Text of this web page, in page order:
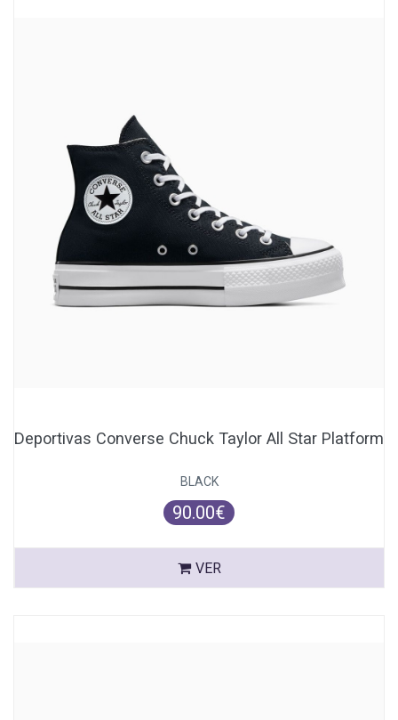
Deportivas Converse Chuck Taylor All Star Platform
BLACK
90.00€
VER